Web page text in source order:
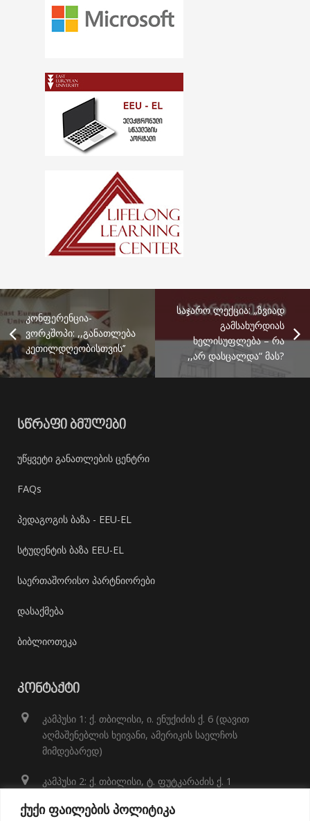
ქუქი ფაილების პოლიტიკა
კონფერენცია-
ვორკშოპი: ,,განათლება
კეთილდღეობისთვის’’
საჯარო ლექცია: „ზვიად
გამსახურდიას
ხელისუფლება – რა
,,არ დასცალდა“ მას?
ᲡᲬᲠᲐᲤᲘ ᲑᲛᲣᲚᲔᲑᲘ
უწყვეტი განათლების ცენტრი
FAQs
პედაგოგის ბაზა - EEU-EL
სტუდენტის ბაზა EEU-EL
საერთაშორისო პარტნიორები
დასაქმება
ბიბლიოთეკა
ᲙᲝᲜᲢᲐᲥᲢᲘ
კამპუსი 1: ქ. თბილისი, ი. ენუქიძის ქ. 6 (დავით
აღმაშენებლის ხეივანი, ამერიკის საელჩოს
მიმდებარედ)
კამპუსი 2: ქ. თბილისი, ტ. ფუტკარაძის ქ. 1
+995 32 248 01 41;